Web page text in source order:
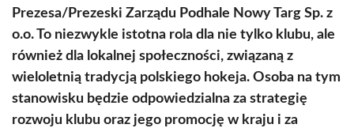
Prezesa/Prezeski Zarządu Podhale Nowy Targ Sp. z
o.o. To niezwykle istotna rola dla nie tylko klubu, ale
również dla lokalnej społeczności, związaną z
wieloletnią tradycją polskiego hokeja. Osoba na tym
stanowisku będzie odpowiedzialna za strategię
rozwoju klubu oraz jego promocję w kraju i za